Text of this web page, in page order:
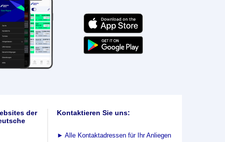
der
Kontaktieren Sie uns:
► Alle Kontaktadressen für Ihr Anliegen